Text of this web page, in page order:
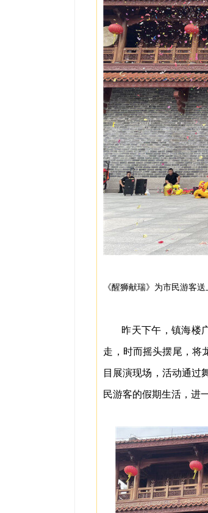
《醒狮献瑞》为市民游客送
昨天下午，镇海楼
走，时而摇头摆尾，将
目展演现场，活动通过
民游客的假期生活，进